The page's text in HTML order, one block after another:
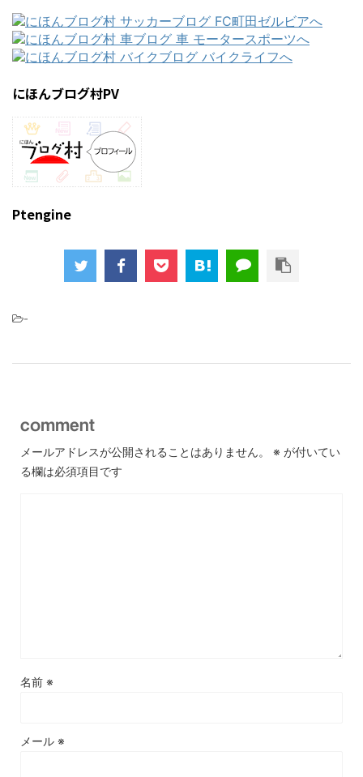
にほんブログ村PV
Ptengine
-
comment
メールアドレスが公開されることはありません。 ※ が付いてい
る欄は必須項目です
名前 ※
メール ※